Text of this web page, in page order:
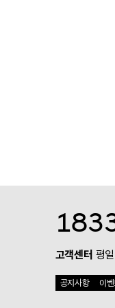
고객센터 평
공지사항 이